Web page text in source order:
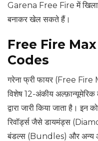
Garena Free Fire में
बनाकर खेल सकते हैं।
Free Fire
Codes
गरेना फ्री फायर (Free
विशेष 12-अंकीय
द्वारा जारी किया जाता है।
रिवॉर्ड्स जैसे डायमंड्स
बंडल्स (Bundles) और अन्य